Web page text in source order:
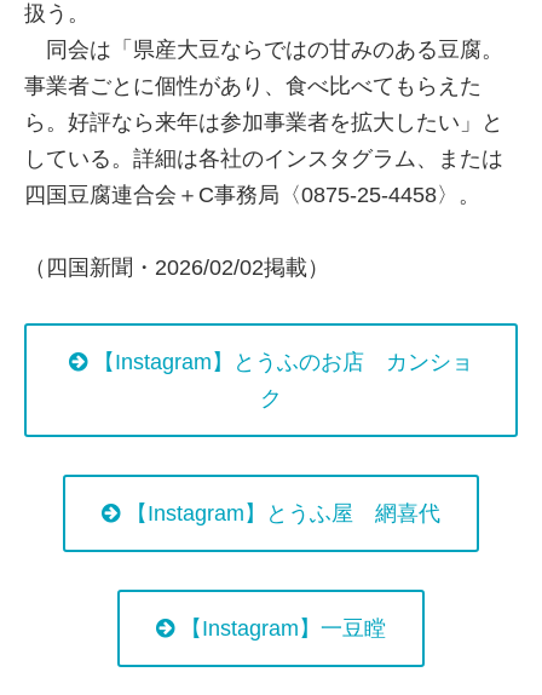
扱う。
同会は「県産大豆ならではの甘みのある豆腐。
事業者ごとに個性があり、食べ比べてもらえた
ら。好評なら来年は参加事業者を拡大したい」と
している。詳細は各社のインスタグラム、または
四国豆腐連合会＋C事務局〈0875-25-4458〉。
（四国新聞・2026/02/02掲載）
【Instagram】とうふのお店 カンショ
ク
【Instagram】とうふ屋 網喜代
【Instagram】一豆瞠